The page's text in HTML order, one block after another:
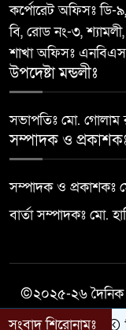
১০
কর্পোরেট অফিসঃ
বি, রোড নং-৩, শ্যামলী,
শাখা অফিসঃ এনবিএস,
উপদেষ্টা মন্ডলীঃ
সভাপতিঃ মো. গোলাম
সম্পাদক ও
সম্পাদক ও প্রকাশকঃ
বার্তা সম্পাদকঃ মো.
©২০২৫-২৬ দৈনিক
সংবাদ শিরোনামঃ